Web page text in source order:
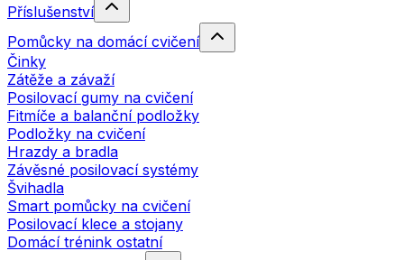
Příslušenství
Pomůcky na domácí cvičení
Činky
Zátěže a závaží
Posilovací gumy na cvičení
Fitmíče a balanční podložky
Podložky na cvičení
Hrazdy a bradla
Závěsné posilovací systémy
Švihadla
Smart pomůcky na cvičení
Posilovací klece a stojany
Domácí trénink ostatní